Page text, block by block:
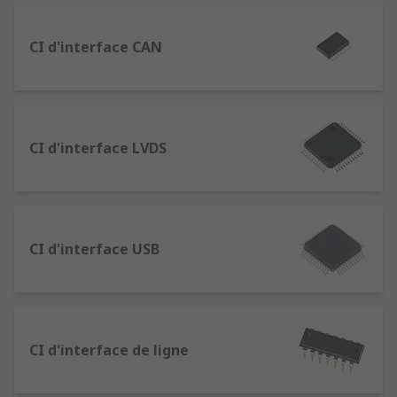
important dans l'électronique, tant les
Les interfaces d'entrée/sortie sont une catégorie
émetteur et un récepteur. Outre des transceivers
Ethernet, nous proposons également plusieurs
Area Network) : utilisés en tant qu'interface
entre le contrôleur de protocole CAN et les
CI d'interface CAN
CI d'interface LVDS
CI d'interface USB
CI d'interface de ligne